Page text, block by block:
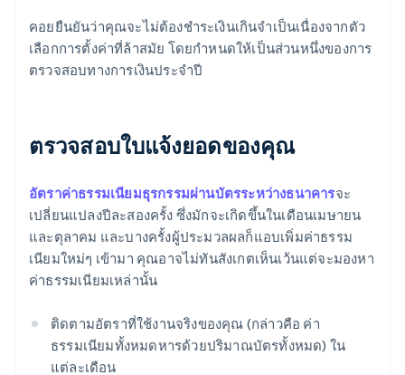
คอยยืนยันว่าคุณจะไม่ต้องชำระเงินเกินจำเป็นเนื่องจากตัว
เลือกการตั้งค่าที่ล้าสมัย โดยกำหนดให้เป็นส่วนหนึ่งของการ
ตรวจสอบทางการเงินประจำปี
ตรวจสอบใบแจ้งยอดของคุณ
อัตราค่าธรรมเนียมธุรกรรมผ่านบัตรระหว่างธนาคารจะ
เปลี่ยนแปลงปีละสองครั้ง ซึ่งมักจะเกิดขึ้นในเดือนเมษายน
และตุลาคม และบางครั้งผู้ประมวลผลก็แอบเพิ่มค่าธรรม
เนียมใหม่ๆ เข้ามา คุณอาจไม่ทันสังเกตเห็นเว้นแต่จะมองหา
ค่าธรรมเนียมเหล่านั้น
ติดตามอัตราที่ใช้งานจริงของคุณ (กล่าวคือ ค่า
ธรรมเนียมทั้งหมดหารด้วยปริมาณบัตรทั้งหมด) ใน
แต่ละเดือน